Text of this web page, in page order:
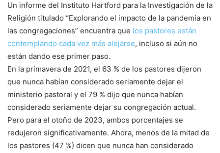
Un informe del Instituto Hartford para la Investigación de la
Religión titulado “Explorando el impacto de la pandemia en
las congregaciones” encuentra que los pastores están
contemplando cada vez más alejarse, incluso si aún no
están dando ese primer paso.
En la primavera de 2021, el 63 % de los pastores dijeron
que nunca habían considerado seriamente dejar el
ministerio pastoral y el 79 % dijo que nunca habían
considerado seriamente dejar su congregación actual.
Pero para el otoño de 2023, ambos porcentajes se
redujeron significativamente. Ahora, menos de la mitad de
los pastores (47 %) dicen que nunca han considerado